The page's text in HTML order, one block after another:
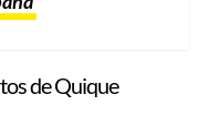
de Quique